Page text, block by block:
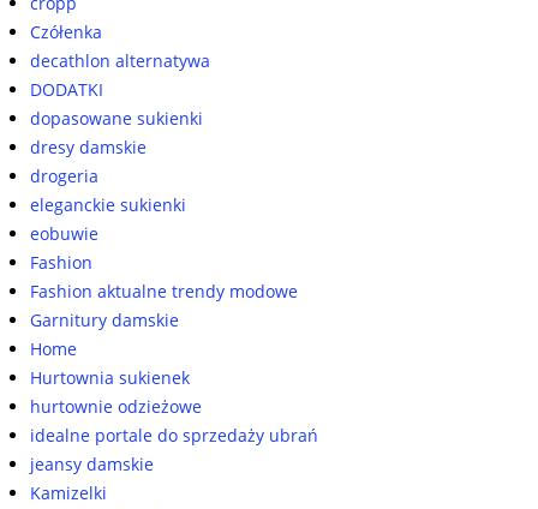
Czółenka
decathlon alternatywa
DODATKI
dopasowane sukienki
dresy damskie
drogeria
eleganckie sukienki
eobuwie
Fashion
Fashion aktualne trendy modowe
Garnitury damskie
Home
Hurtownia sukienek
hurtownie odzieżowe
idealne portale do sprzedaży ubrań
jeansy damskie
Kamizelki